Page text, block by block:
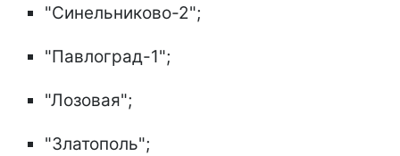
"Синельниково-2";
"Павлоград-1";
"Лозовая";
"Златополь";